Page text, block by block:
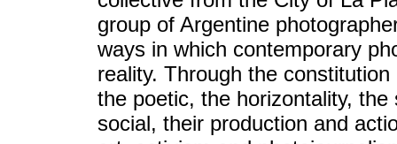
group of Argentine
ways in which contemporary
reality. Through the
the poetic, the horizontality,
social, their production and